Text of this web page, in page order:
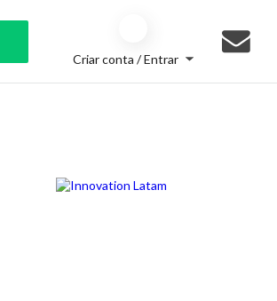
Criar conta / Entrar